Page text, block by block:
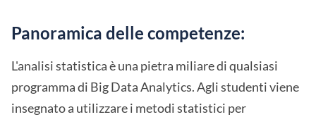
Panoramica delle competenze:
L'analisi statistica è una pietra miliare di qualsiasi
programma di Big Data Analytics. Agli studenti viene
insegnato a utilizzare i metodi statistici per